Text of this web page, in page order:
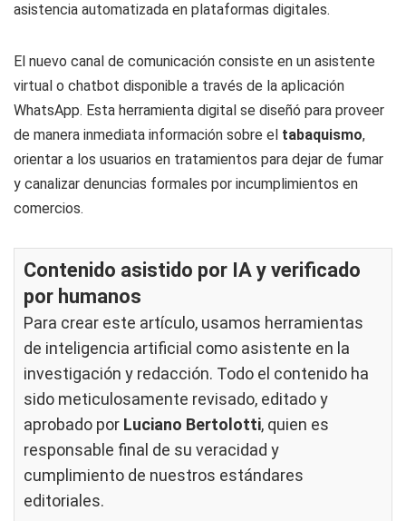
asistencia automatizada en plataformas digitales.
El nuevo canal de comunicación consiste en un asistente
virtual o chatbot disponible a través de la aplicación
WhatsApp. Esta herramienta digital se diseñó para proveer
de manera inmediata información sobre el tabaquismo,
orientar a los usuarios en tratamientos para dejar de fumar
y canalizar denuncias formales por incumplimientos en
comercios.
Contenido asistido por IA y verificado
por humanos
Para crear este artículo, usamos herramientas
de inteligencia artificial como asistente en la
investigación y redacción. Todo el contenido ha
sido meticulosamente revisado, editado y
aprobado por Luciano Bertolotti, quien es
responsable final de su veracidad y
cumplimiento de nuestros estándares
editoriales.